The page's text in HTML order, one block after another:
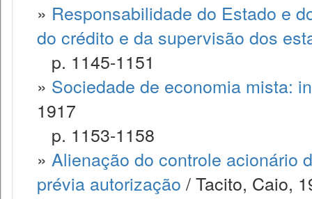
» Responsabilidade do Estado e
do crédito e da supervisão dos
p. 1145-1151
» Sociedade de economia mista:
1917
p. 1153-1158
» Alienação do controle acionário
prévia autorização / Tacito, Caio,